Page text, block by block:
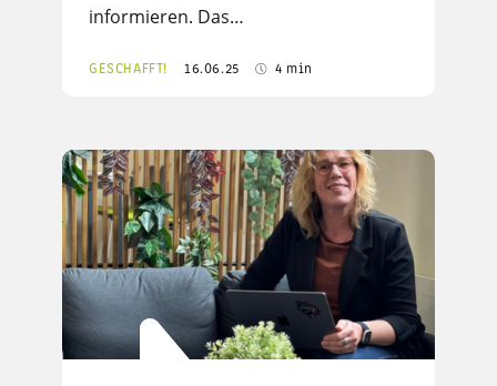
informieren. Das…
GESCHAFFT! 16.06.25 4 min